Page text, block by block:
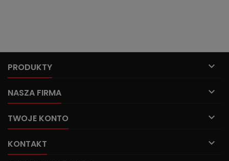
PRODUKTY 
NASZA FIRMA 
TWOJE KONTO 
KONTAKT 